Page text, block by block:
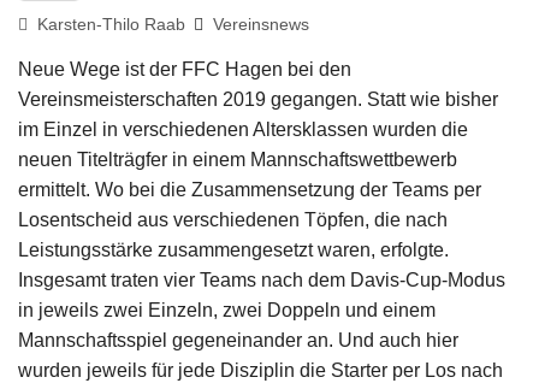
Karsten-Thilo Raab Vereinsnews
Neue Wege ist der FFC Hagen bei den
Vereinsmeisterschaften 2019 gegangen. Statt wie bisher
im Einzel in verschiedenen Altersklassen wurden die
neuen Titelträgfer in einem Mannschaftswettbewerb
ermittelt. Wo bei die Zusammensetzung der Teams per
Losentscheid aus verschiedenen Töpfen, die nach
Leistungsstärke zusammengesetzt waren, erfolgte.
Insgesamt traten vier Teams nach dem Davis-Cup-Modus
in jeweils zwei Einzeln, zwei Doppeln und einem
Mannschaftsspiel gegeneinander an. Und auch hier
wurden jeweils für jede Disziplin die Starter per Los nach